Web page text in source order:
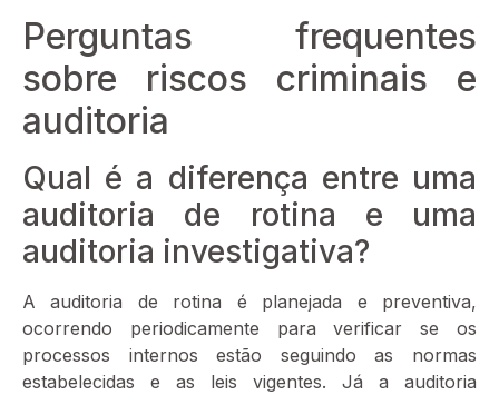
Perguntas frequentes
sobre riscos criminais e
auditoria
Qual é a diferença entre uma
auditoria de rotina e uma
auditoria investigativa?
A auditoria de rotina é planejada e preventiva,
ocorrendo periodicamente para verificar se os
processos internos estão seguindo as normas
estabelecidas e as leis vigentes. Já a auditoria